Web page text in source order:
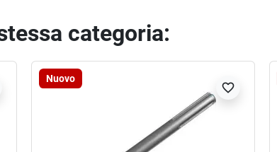
categoria:
Nuovo
favorite_border